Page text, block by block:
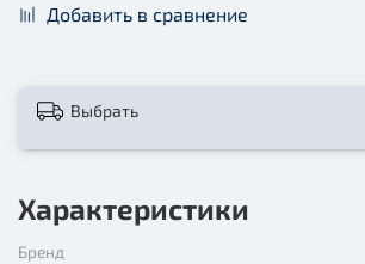
Добавить в сравнение
Выбрать
Характеристики
Бренд